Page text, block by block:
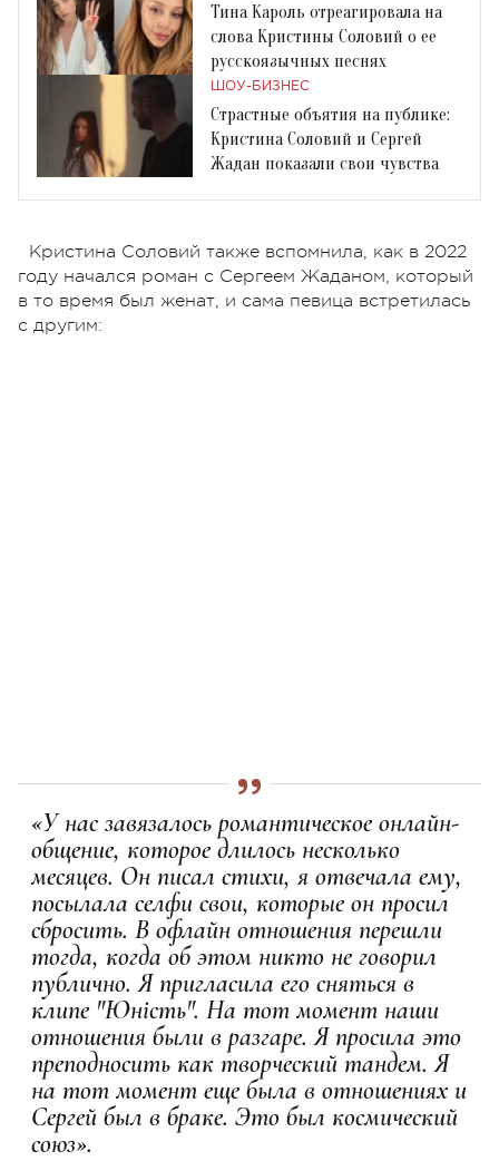
Тина Кароль отреагировала на
слова Кристины Соловий о ее
русскоязычных песнях
ШОУ-БИЗНЕС
Страстные объятия на публике:
Кристина Соловий и Сергей
Жадан показали свои чувства
Кристина Соловий также вспомнила, как в 2022
году начался роман с Сергеем Жаданом, который
в то время был женат, и сама певица встретилась
с другим:
«У нас завязалось романтическое онлайн-
общение, которое длилось несколько
месяцев. Он писал стихи, я отвечала ему,
посылала селфи свои, которые он просил
сбросить. В офлайн отношения перешли
тогда, когда об этом никто не говорил
публично. Я пригласила его сняться в
клипе "Юність". На тот момент наши
отношения были в разгаре. Я просила это
преподносить как творческий тандем. Я
на тот момент еще была в отношениях и
Сергей был в браке. Это был космический
союз».